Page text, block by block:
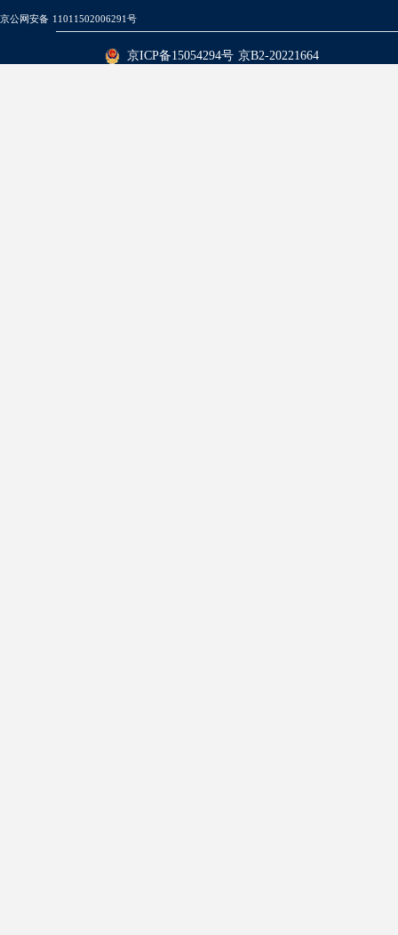
京公网安备 11011502006291号
京ICP备15054294号 京B2-20221664